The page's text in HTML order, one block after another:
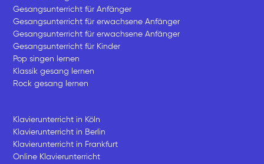
Gesangsunterricht für Anfänger
Gesangsunterricht für erwachsene Anfänger
Gesangsunterricht für erwachsene Anfänger
Gesangsunterricht für Kinder
Pop singen lernen
Klassik gesang lernen
Rock gesang lernen
Klavierunterricht in Köln
Klavierunterricht in Berlin
Klavierunterricht in Frankfurt
Online Klavierunterricht